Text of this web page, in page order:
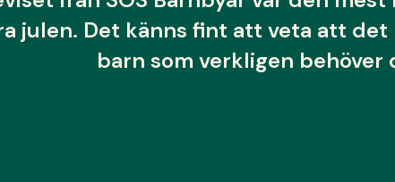
julen. Det känns fint att veta att
barn som verkligen behöver